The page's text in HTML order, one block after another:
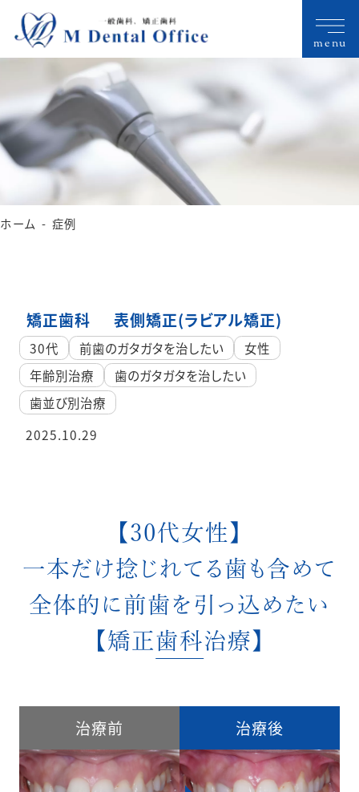
ホーム 症例
矯正歯科 表側矯正(ラビアル矯正)
30代 前歯のガタガタを治したい
女性
年齢別治療
歯のガタガタを治したい
歯並び別治療
2025.10.29
【30代女性】
一本だけ捻じれてる歯も含めて
全体的に前歯を引っ込めたい
【矯正歯科治療】
治療前 治療後
menu